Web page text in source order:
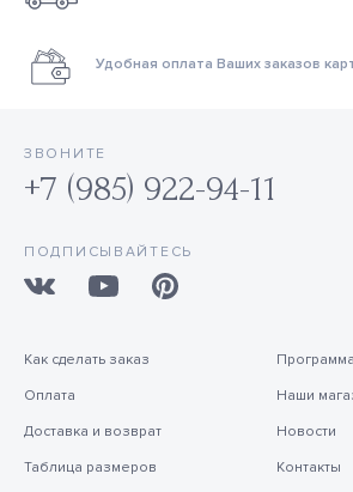
Удобная оплата Ваших заказов
ЗВОНИТЕ
+7 (985) 922-94-11
ПОДПИСЫВАЙТЕСЬ
Как сделать заказ
Оплата
Доставка и возврат
Таблица размеров
Наши
Новости
Контакты